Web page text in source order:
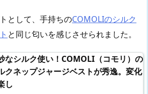
として、手持ちのCOMOLIのシルク
と同じ匂いを感じさせられました。
なシルク使い！COMOLI（コモリ）の
クネップジャージベストが秀逸。変化
し